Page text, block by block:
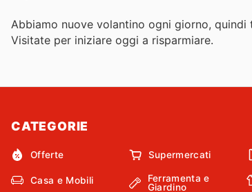
Abbiamo nuove volantino ogni giorno,
Visitate per iniziare oggi a risparmiare.
CATEGORIE
Offerte Supermercati
Casa e Mobili
Ferramenta e
Giardino